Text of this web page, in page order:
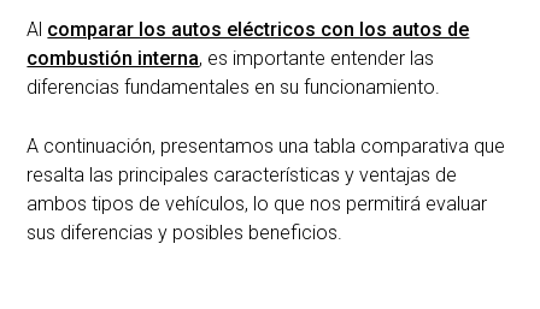
Al comparar los autos eléctricos con los autos de
combustión interna, es importante entender las
diferencias fundamentales en su funcionamiento.
A continuación, presentamos una tabla comparativa que
resalta las principales características y ventajas de
ambos tipos de vehículos, lo que nos permitirá evaluar
sus diferencias y posibles beneficios.